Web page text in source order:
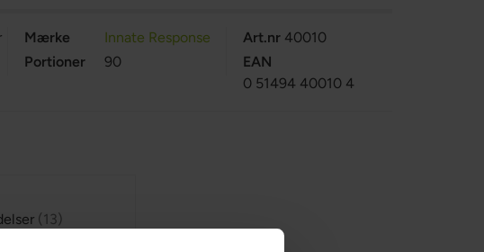
Mærke
Innate Response
Portioner
90
Art.nr 40010
EAN
0 51494 40010 4
13